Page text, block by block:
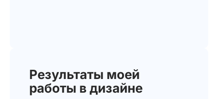
Результаты моей
работы в дизайне